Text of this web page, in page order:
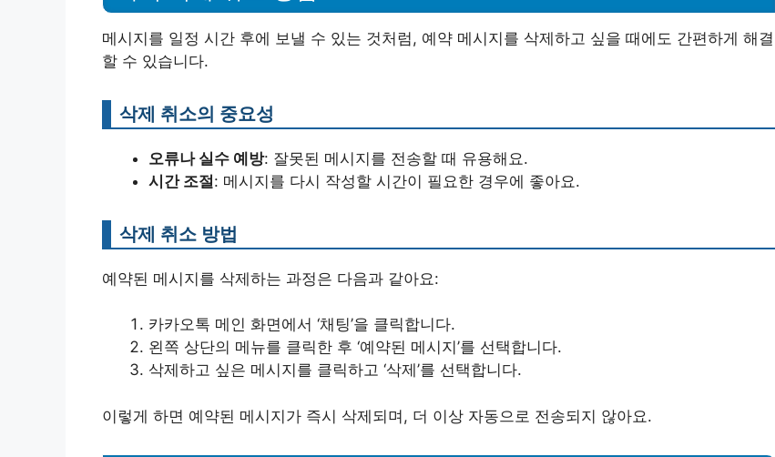
메시지를 일정 시간 후에 보낼 수 있는 것처럼, 예약 메시지를 삭제하고 싶을 때에도 간편하게 해결
할 수 있습니다.
삭제 취소의 중요성
오류나 실수 예방: 잘못된 메시지를 전송할 때 유용해요.
시간 조절: 메시지를 다시 작성할 시간이 필요한 경우에 좋아요.
삭제 취소 방법
예약된 메시지를 삭제하는 과정은 다음과 같아요:
카카오톡 메인 화면에서 ‘채팅’을 클릭합니다.
왼쪽 상단의 메뉴를 클릭한 후 ‘예약된 메시지’를 선택합니다.
삭제하고 싶은 메시지를 클릭하고 ‘삭제’를 선택합니다.
이렇게 하면 예약된 메시지가 즉시 삭제되며, 더 이상 자동으로 전송되지 않아요.